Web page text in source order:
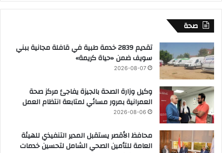
صحة
تقديم 2839 خدمة طبية في قافلة مجانية ببني
سويف ضمن «حياة كريمة»
2026-08-07
وكيل وزارة الصحة بالجيزة يفاجئ مركز صحة
العمرانية بمرور مسائي لمتابعة انتظام العمل
2026-08-06
محافظ الأقصر يستقبل المدير التنفيذي للهيئة
العامة للتأمين الصحي الشامل لتحسين خدمات